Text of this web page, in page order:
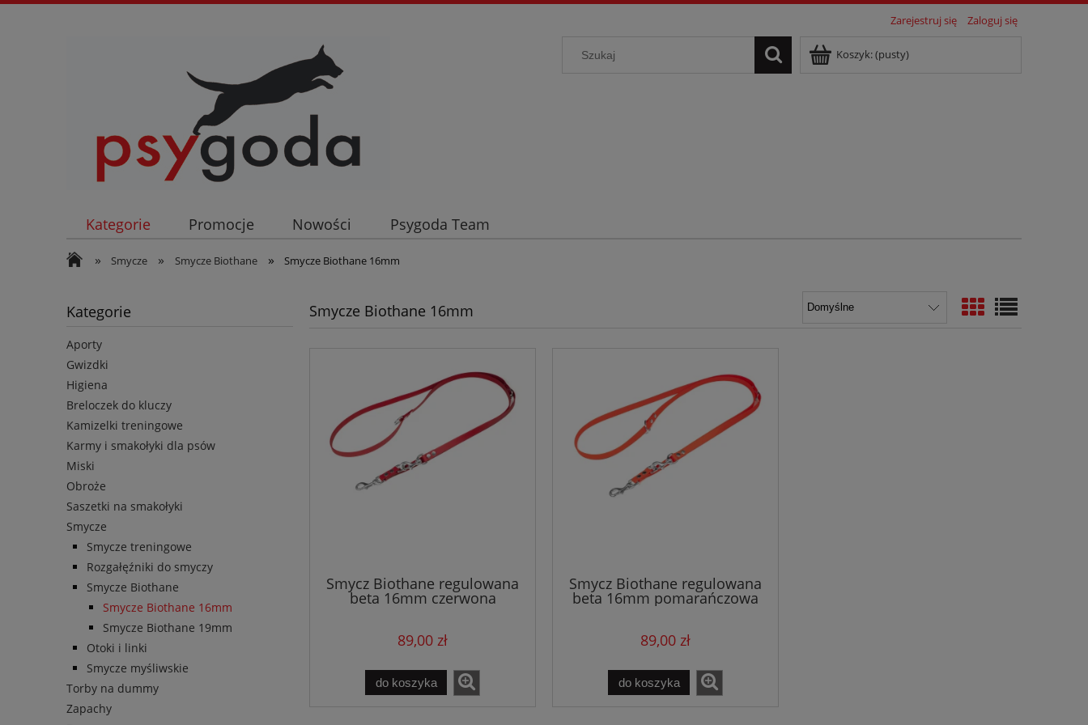
Zarejestruj się Zaloguj się
Koszyk:(pusty)
Kategorie Promocje Nowości Psygoda Team
» Smycze » Smycze Biothane » Smycze Biothane 16mm
Kategorie
Aporty
Gwizdki
Higiena
Breloczek do kluczy
Kamizelki treningowe
Karmy i smakołyki dla psów
Miski
Obroże
Saszetki na smakołyki
Smycze
Smycze treningowe
Rozgałęźniki do smyczy
Smycze Biothane
Smycze Biothane 16mm
Smycze Biothane 19mm
Otoki i linki
Smycze myśliwskie
Torby na dummy
Zapachy
Smycze Biothane 16mm
Smycz Biothane regulowana
beta 16mm czerwona
89,00 zł
do koszyka
Smycz Biothane regulowana
beta 16mm pomarańczowa
89,00 zł
do koszyka